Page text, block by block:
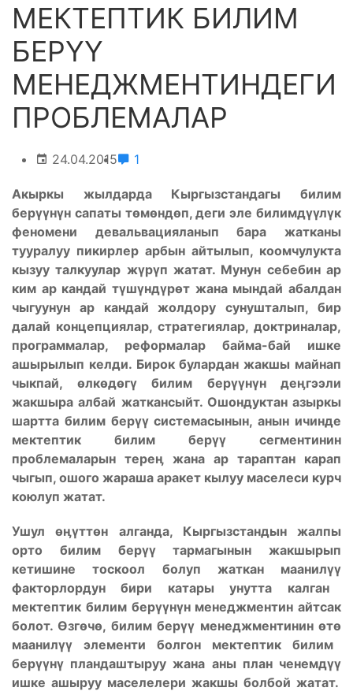
МЕКТЕПТИК БИЛИМ
БЕРҮҮ
МЕНЕДЖМЕНТИНДЕГИ
ПРОБЛЕМАЛАР
24.04.2015 1
Акыркы жылдарда Кыргызстандагы билим
берүүнүн сапаты төмөндөп, деги эле билимдүүлүк
феномени девальвацияланып бара жатканы
тууралуу пикирлер арбын айтылып, коомчулукта
кызуу талкуулар жүрүп жатат. Мунун себебин ар
ким ар кандай түшүндүрөт жана мындай абалдан
чыгуунун ар кандай жолдору сунушталып, бир
далай концепциялар, стратегиялар, доктриналар,
программалар, реформалар байма-бай ишке
ашырылып келди. Бирок булардан жакшы майнап
чыкпай, өлкөдөгүбилим берүүнүн деӊгээли
жакшыра албай жаткансыйт. Ошондуктан азыркы
шартта билим берүүсистемасынын, анын ичинде
мектептик билим берүү сегментинин
проблемаларын тереӊ жана ар тараптан карап
чыгып, ошого жараша аракет кылуу маселеси курч
коюлуп жатат.
Ушулөӊүттөн алганда, Кыргызстандын жалпы
орто билим берүүтармагынын жакшырып
кетишине тоскоол болуп жаткан маанилүү
факторлордун бири катары унутта калган
мектептик билим берүүнүн менеджментин айтсак
болот. Өзгөчө, билим берүү менеджментининөтө
маанилүү элементи болгон мектептик билим
берүүнү пландаштыруу жана аны план ченемдүү
ишке ашыруу маселелери жакшы болбой жатат.